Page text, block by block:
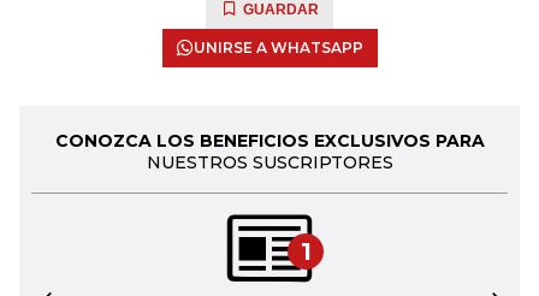
GUARDAR
UNIRSE A WHATSAPP
CONOZCA LOS BENEFICIOS EXCLUSIVOS PARA
NUESTROS SUSCRIPTORES
1